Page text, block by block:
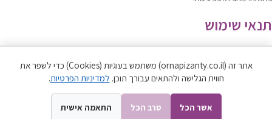
אתר זה (ornapizanty.co.il) משתמש בעוגיות (Cookies) כדי לשפר את
חווית הגלישה ולהתאים עבורך תוכן. למדיניות הפרטיות.
אשר הכל סרב הכל התאמה אישית
תנאי שימוש
כל הזכויות שמורות לאורנה פיזנטי ©